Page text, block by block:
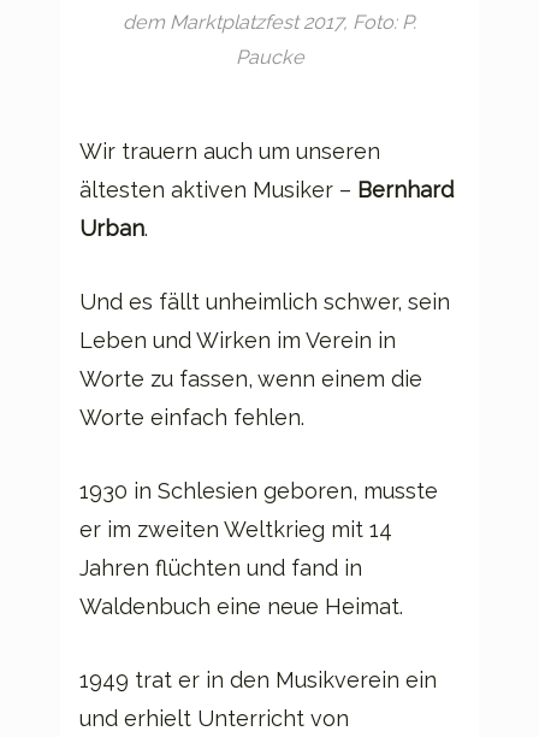
dem Marktplatzfest 2017, Foto: P.
Paucke
Wir trauern auch um unseren
ältesten aktiven Musiker – Bernhard
Urban.
Und es fällt unheimlich schwer, sein
Leben und Wirken im Verein in
Worte zu fassen, wenn einem die
Worte einfach fehlen.
1930 in Schlesien geboren, musste
er im zweiten Weltkrieg mit 14
Jahren flüchten und fand in
Waldenbuch eine neue Heimat.
1949 trat er in den Musikverein ein
und erhielt Unterricht von